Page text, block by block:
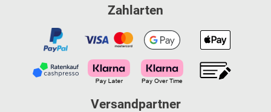
Zahlarten
Versandpartner